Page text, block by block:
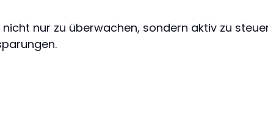
nur zu überwachen, sondern aktiv zu